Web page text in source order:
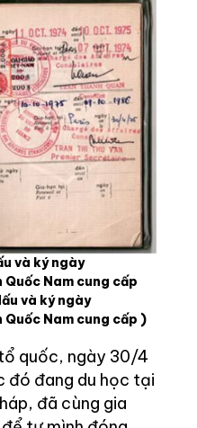
và ký ngày
Nam cung cấp
và ký ngày
Nam cung cấp )
quốc, ngày 30/4
đó đang du học tại
đã cùng gia